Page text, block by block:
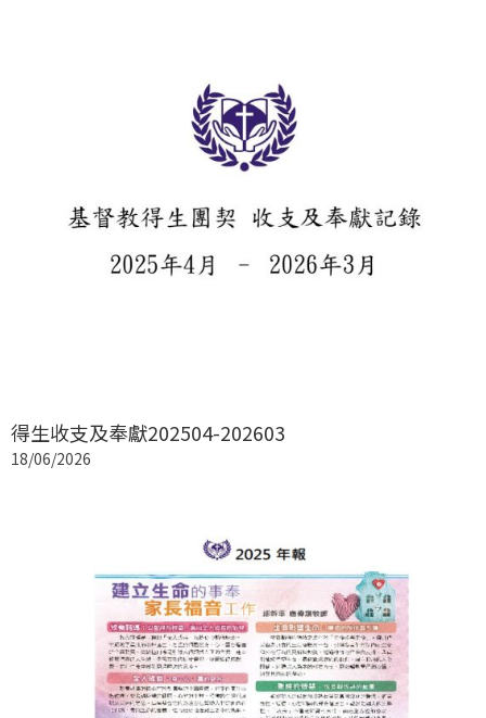
得生收支及奉獻202504-202603
18/06/2026